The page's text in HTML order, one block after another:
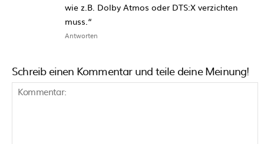
wie z.B. Dolby Atmos oder DTS:X verzichten
muss.“
Antworten
Schreib einen Kommentar und teile deine Meinung!